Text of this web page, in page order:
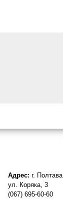
Адрес: г. Полтава
ул. Коряка, 3
(067) 695-60-60